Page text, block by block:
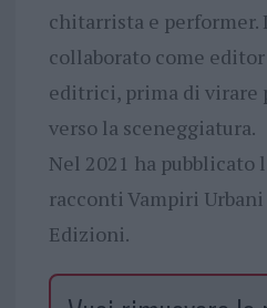
chitarrista e performer.
collaborato come
editrici, prima di virare
verso la sceneggiatura.
Nel 2021 ha pubblicato
racconti Vampiri
Edizioni.